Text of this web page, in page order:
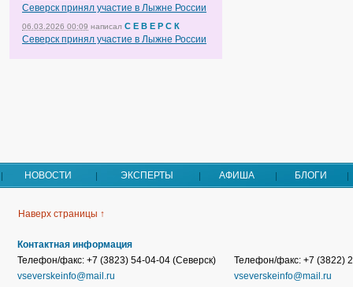
Северск принял участие в Лыжне России
06.03.2026 00:09 написал С Е В Е Р С К
Северск принял участие в Лыжне России
НОВОСТИ ЭКСПЕРТЫ АФИША БЛОГИ
Наверх страницы ↑
Контактная информация
Телефон/факс: +7 (3823) 54-04-04 (Северск)
vseverskeinfo@mail.ru
Телефон/факс: +7 (3822)
vseverskeinfo@mail.ru